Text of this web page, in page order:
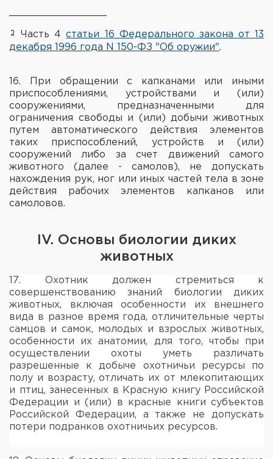
Часть 4статьи 16 Федерального закона от 13
декабря 1996 года N 150-ФЗ "Об оружии".
16. При обращении с капканами или иными
приспособлениями, устройствами и (или)
сооружениями, предназначенными для
ограничения свободы и (или) добычи животных
путем автоматического действия элементов
таких приспособлений, устройств и (или)
сооружений либо за счет движений самого
животного (далее - самолов), не допускать
нахождения рук, ног или иных частей тела в зоне
действия рабочих элементов капканов или
самоловов.
IV. Основы биологии диких
животных
17. Охотник должен стремиться к
совершенствованию знаний биологии диких
животных, включая особенности их внешнего
вида в разное время года, отличительные черты
самцов и самок, молодых и взрослых животных,
особенности их анатомии, для того, чтобы при
осуществлении охоты уметь различать
разрешенные к добыче охотничьи ресурсы по
полу и возрасту, отличать их от млекопитающих
и птиц, занесенных в Красную книгу Российской
Федерации и (или) в красные книги субъектов
Российской Федерации, а также не допускать
потери подранков охотничьих ресурсов.